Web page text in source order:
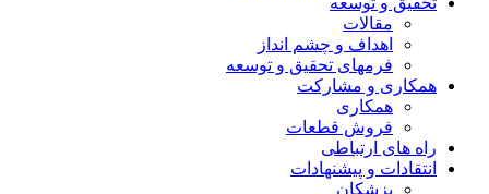
مقالات
اهداف و چشم انداز
فرمهای تحقیق و توسعه
همکاری و مشارکت
همکاری
فروش قطعات
راه های ارتباطی
انتقادات و پيشنهادات
پزشكان